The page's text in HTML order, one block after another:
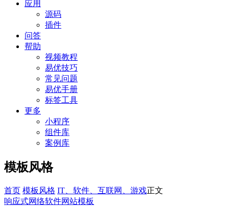
应用
源码
插件
问答
帮助
视频教程
易优技巧
常见问题
易优手册
标签工具
更多
小程序
组件库
案例库
模板风格
首页 模板风格 IT、软件、互联网、游戏正文
响应式网络软件网站模板